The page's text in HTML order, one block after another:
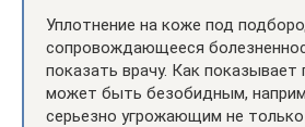
Уплотнение на коже под
сопровождающееся
показать врачу. Как показывает
может быть безобидным,
серьезно угрожающим не